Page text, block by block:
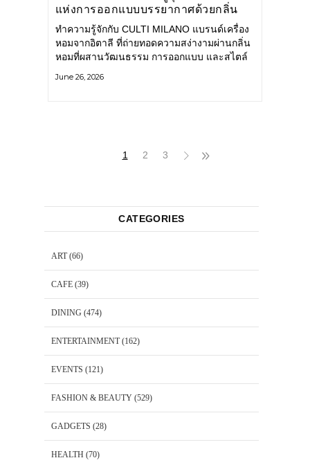
แห่งการออกแบบบรรยากาศด้วยกลิ่น
หอม ผสานสไตล์อันโดดเด่นอย่างลงตัว
ทำความรู้จักกับ CULTI MILANO แบรนด์เครื่อง
หอมจากอิตาลี ที่ถ่ายทอดความสง่างามผ่านกลิ่น
หอมที่ผสานวัฒนธรรม การออกแบบ และสไตล์
แบรนด์เครื่องหอมระดับลักชัวรีดีไซน์เอกลักษณ์
June 26, 2026
1 2 3
CATEGORIES
ART(66)
CAFE (39)
DINING (474)
ENTERTAINMENT(162)
EVENTS (121)
FASHION & BEAUTY (529)
GADGETS (28)
HEALTH (70)